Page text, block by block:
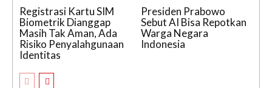
Registrasi Kartu SIM
Biometrik Dianggap
Masih Tak Aman, Ada
Risiko Penyalahgunaan
Identitas
Presiden Prabowo
Sebut AI Bisa Repotkan
Warga Negara
Indonesia